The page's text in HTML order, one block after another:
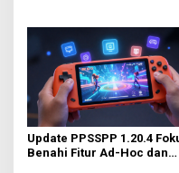
Update PPSSPP 1.20.4
Benahi Fitur Ad-Hoc dan